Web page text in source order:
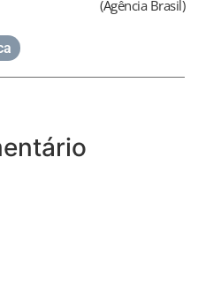
(Agência Brasil)